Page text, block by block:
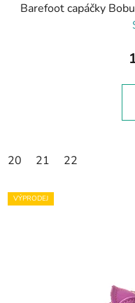
Barefoot capáčky
20 21 22
VÝPRODEJ